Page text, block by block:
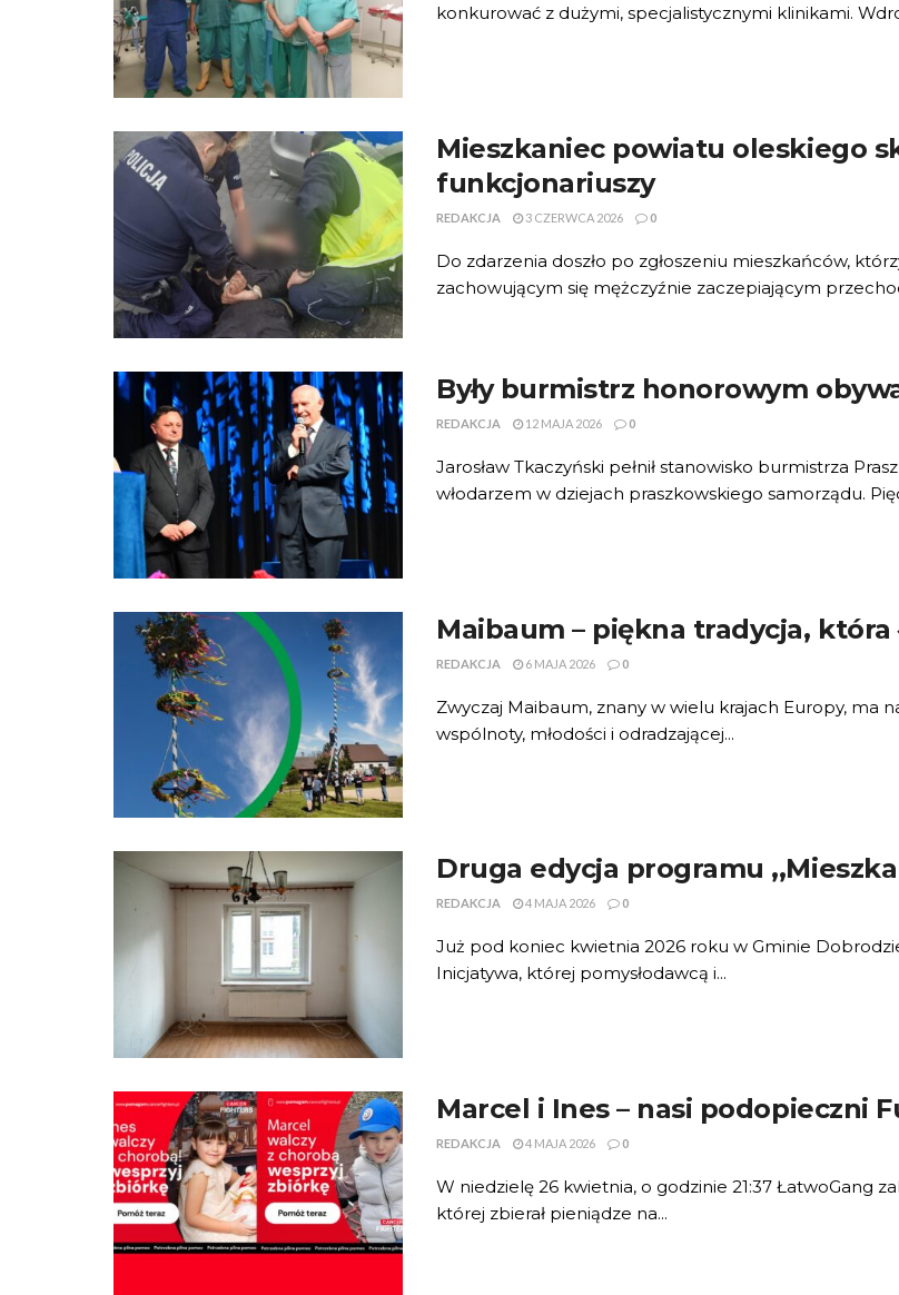
konkurować z dużymi, specjalistycznymi klinikami.
Mieszkaniec powiatu oleskiego
funkcjonariuszy
REDAKCJA 3 CZERWCA 2026 0
Do zdarzenia doszło po zgłoszeniu mieszkańców,
zachowującym się mężczyźnie zaczepiającym
Były burmistrz honorowym
REDAKCJA 12 MAJA 2026 0
Jarosław Tkaczyński pełnił stanowisko burmistrza
włodarzem w dziejach praszkowskiego samorządu.
Maibaum – piękna tradycja, która
REDAKCJA 6 MAJA 2026 0
Zwyczaj Maibaum, znany w wielu krajach Europy, ma
wspólnoty, młodości i odradzającej...
Druga edycja programu
REDAKCJA 4 MAJA 2026 0
Już pod koniec kwietnia 2026 roku w Gminie
Inicjatywa, której pomysłodawcą i...
Marcel i Ines – nasi podopieczni
REDAKCJA 4 MAJA 2026 0
W niedzielę 26 kwietnia, o godzinie 21:37 ŁatwoGang
której zbierał pieniądze na...